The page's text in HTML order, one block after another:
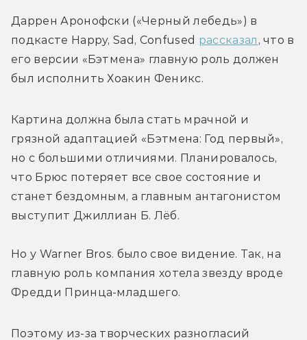
Даррен Аронофски («Черный лебедь») в
подкасте Happy, Sad, Confused рассказал , что в
его версии «Бэтмена» главную роль должен
был исполнить Хоакин Феникс.
Картина должна была стать мрачной и
грязной адаптацией «Бэтмена: Год первый»,
но с большими отличиями. Планировалось,
что Брюс потеряет все свое состояние и
станет бездомным, а главным антагонистом
выступит Джиллиан Б. Лёб.
Но у Warner Bros. было свое видение. Так, на
главную роль компания хотела звезду вроде
Фредди Принца-младшего.
Поэтому из-за творческих разногласий